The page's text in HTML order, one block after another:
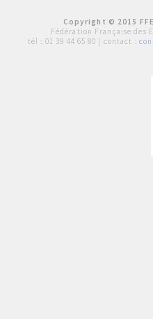
Copyright © 2015
Fédération Française des
tél : 01 39 44 65 80 | contact :